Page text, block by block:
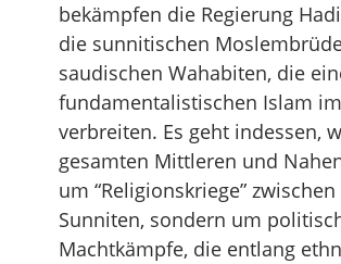
bekämpfen die Regierung
die sunnitischen
saudischen Wahabiten, die
fundamentalistischen Islam
verbreiten. Es geht indessen,
gesamten Mittleren und
um “Religionskriege”
Sunniten, sondern um
Machtkämpfe, die entlang